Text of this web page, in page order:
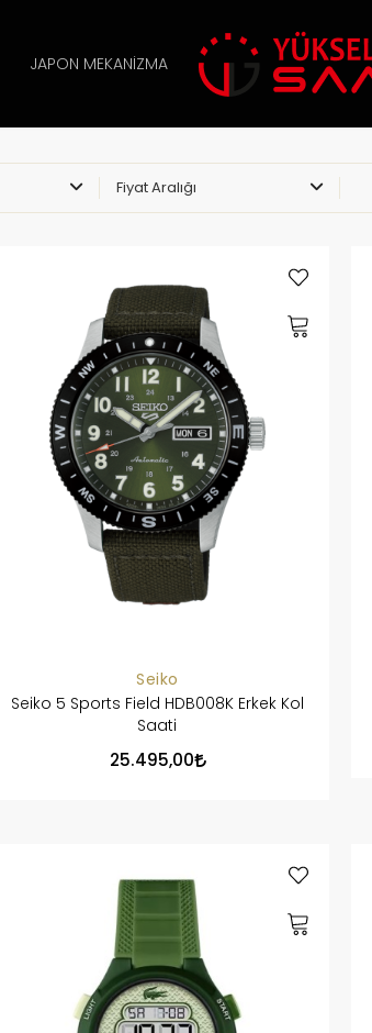
JAPON MEKANIZMA
Fiyat Aralığı
Seiko
Seiko 5 Sports Field HDB008K Erkek Kol
Saati
25.495,00